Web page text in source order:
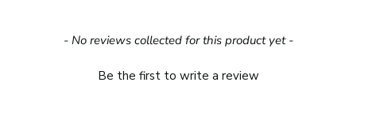
- No reviews collected for this product yet -
Be the first to write a review